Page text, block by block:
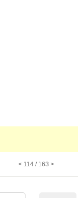
< 114 / 163 >